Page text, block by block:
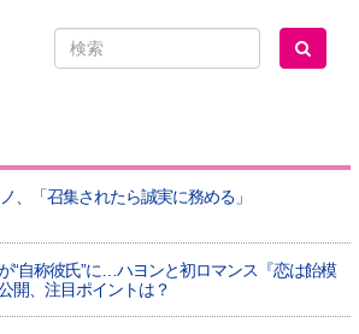
ノ、「召集されたら誠実に務める」
“自称彼氏”に…ハヨンと初ロマンス『恋は飴模
開、注目ポイントは？